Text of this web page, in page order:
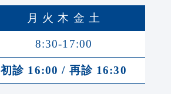
月 火 木 金 土
8:30-17:00
初診 16:00 / 再診 16:30